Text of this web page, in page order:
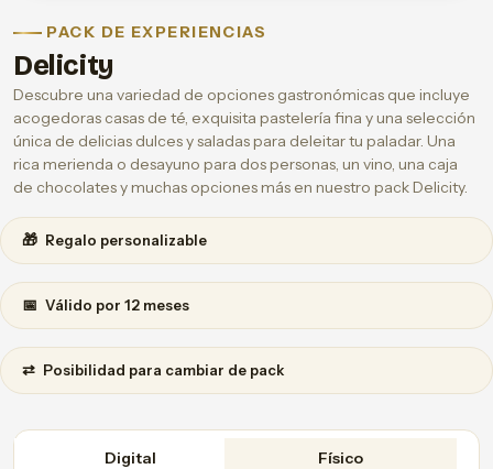
PACK DE EXPERIENCIAS
Delicity
Descubre una variedad de opciones gastronómicas que incluye
acogedoras casas de té, exquisita pastelería fina y una selección
única de delicias dulces y saladas para deleitar tu paladar. Una
rica merienda o desayuno para dos personas, un vino, una caja
de chocolates y muchas opciones más en nuestro pack Delicity.
🎁 Regalo personalizable
📅 Válido por 12 meses
⇄ Posibilidad para cambiar de pack
Digital
Físico